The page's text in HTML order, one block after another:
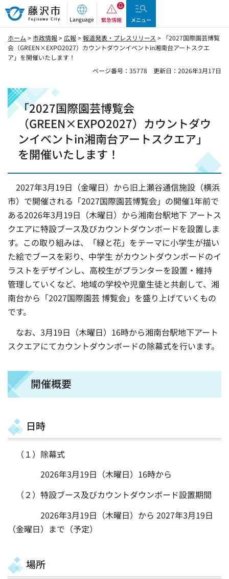
藤沢市
Language 緊急情報 メニュー
ホーム >市政情報 > 広報 >報道発表・プレスリリース > 「2027国際園芸博覧
会（GREEN×EXPO2027）カウントダウンイベントin湘南台アートスクエ
ア」を開催いたします！
ページ番号：35778
更新日：2026年3月17日
「2027国際園芸博覧会
（GREEN×EXPO2027）カウントダウ
ンイベントin湘南台アートスクエア」
を開催いたします！
2027年3月19日（金曜日）から旧上瀬谷通信施設（横浜
市）で開催される「2027国際園芸博覧会」の開催1年前で
ある2026年3月19日（木曜日）から湘南台駅地下 アートス
クエアに特設ブース及びカウントダウンボードを設置しま
す。この取り組みは、「緑と花」をテーマに小学生が描い
た絵でブースを彩り、中学生 がカウントダウンボードのイ
ラストをデザインし、高校生がプランターを設置・維持
管理していくなど、地域の学校や児童生徒と共創して、湘
南台から「2027国際園芸 博覧会」を盛り上げていくもの
です。
なお、3月19日（木曜日）16時から湘南台駅地下アート
スクエアにてカウントダウンボードの除幕式を行います。
開催概要
日時
（１）除幕式
2026年3月19日（木曜日）16時から
（２）特設ブース及びカウントダウンボード設置期間
2026年3月19日（木曜日）から 2027年3月19日
（金曜日）まで（予定）
場所